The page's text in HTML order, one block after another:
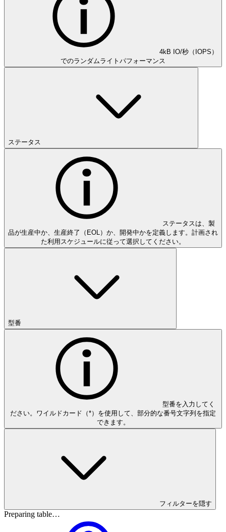
4kB IO/秒（IOPS）
でのランダムライトパフォーマンス
ステータス
ステータスは、製
品が生産中か、生産終了（EOL）か、開発中かを定義します。計画され
た利用スケジュールに従って選択してください。
型番
型番を入力してく
ださい。ワイルドカード（*）を使用して、部分的な番号文字列を指定
できます。
フィルターを隠す
Preparing table…